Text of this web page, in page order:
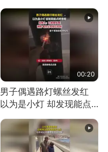
震惊 （视频来源：参考
消息）
00:20
男子偶遇路灯螺丝发红
以为是小灯 却发现能点
燃香烟 当事人：已报警
处理